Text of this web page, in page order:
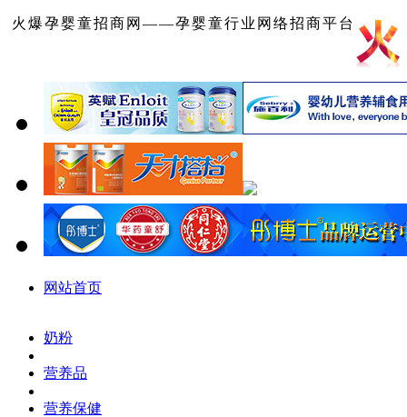
火爆孕婴童招商网——孕婴童行业网络招商平台
网站首页
奶粉
营养品
营养保健